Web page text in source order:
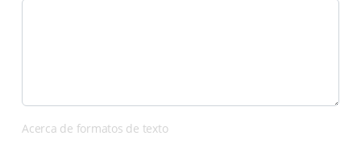
Acerca de formatos de texto